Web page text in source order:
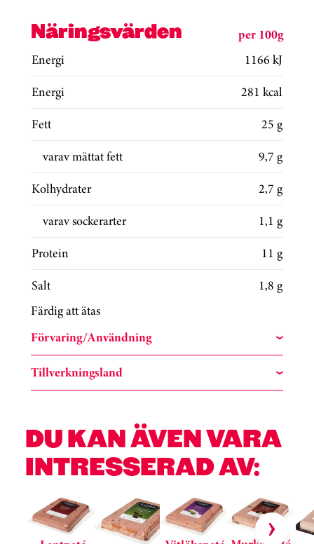
Näringsvärden
per 100g
Energi
1166 kJ
Energi
281 kcal
Fett
25 g
varav mättat fett
9,7 g
Kolhydrater
2,7 g
varav sockerarter
1,1 g
Protein
11 g
Salt
1,8 g
Färdig att ätas
Förvaring/Användning
Tillverkningsland
DU KAN ÄVEN VARA
INTRESSERAD AV:
Hoppa över kortkarusell